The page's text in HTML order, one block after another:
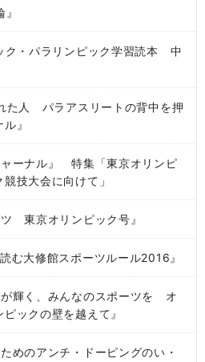
・パラリンピック学習読本 中
人 パラアスリートの背中を押
』
ーナル』 特集「東京オリンピ
技大会に向けて」
東京オリンピック号』
大修館スポーツルール2016』
輝く、みんなのスポーツを オ
ックの壁を越えて』
めのアンチ・ドーピングのい・